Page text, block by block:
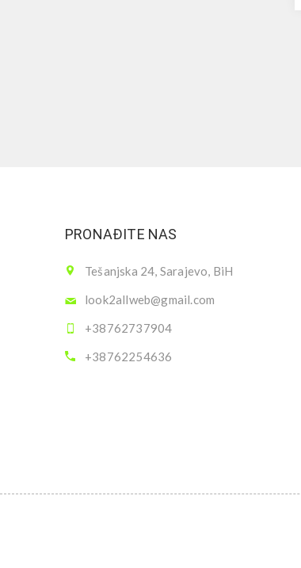
PRONAĐITE NAS
Tešanjska 24, Sarajevo, BiH
look2allweb@gmail.com
+38762737904
+38762254636